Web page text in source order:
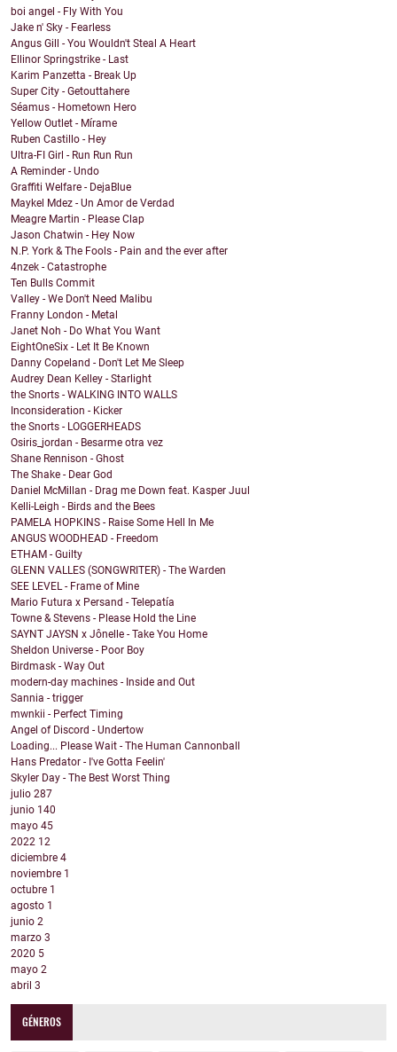
boi angel - Fly With You
Jake n' Sky - Fearless
Angus Gill - You Wouldn't Steal A Heart
Ellinor Springstrike - Last
Karim Panzetta - Break Up
Super City - Getouttahere
Séamus - Hometown Hero
Yellow Outlet - Mírame
Ruben Castillo - Hey
Ultra-FI Girl - Run Run Run
A Reminder - Undo
Graffiti Welfare - DejaBlue
Maykel Mdez - Un Amor de Verdad
Meagre Martin - Please Clap
Jason Chatwin - Hey Now
N.P. York & The Fools - Pain and the ever after
4nzek - Catastrophe
Ten Bulls Commit
Valley - We Don't Need Malibu
Franny London - Metal
Janet Noh - Do What You Want
EightOneSix - Let It Be Known
Danny Copeland - Don't Let Me Sleep
Audrey Dean Kelley - Starlight
the Snorts - WALKING INTO WALLS
Inconsideration - Kicker
the Snorts - LOGGERHEADS
Osiris_jordan - Besarme otra vez
Shane Rennison - Ghost
The Shake - Dear God
Daniel McMillan - Drag me Down feat. Kasper Juul
Kelli-Leigh - Birds and the Bees
PAMELA HOPKINS - Raise Some Hell In Me
ANGUS WOODHEAD - Freedom
ETHAM - Guilty
GLENN VALLES (SONGWRITER) - The Warden
SEE LEVEL - Frame of Mine
Mario Futura x Persand - Telepatía
Towne & Stevens - Please Hold the Line
SAYNT JAYSN x Jônelle - Take You Home
Sheldon Universe - Poor Boy
Birdmask - Way Out
modern-day machines - Inside and Out
Sannia - trigger
mwnkii - Perfect Timing
Angel of Discord - Undertow
Loading... Please Wait - The Human Cannonball
Hans Predator - I've Gotta Feelin'
Skyler Day - The Best Worst Thing
julio 287
junio 140
mayo 45
2022 12
diciembre 4
noviembre 1
octubre 1
agosto 1
junio 2
marzo 3
2020 5
mayo 2
abril 3
GÉNEROS